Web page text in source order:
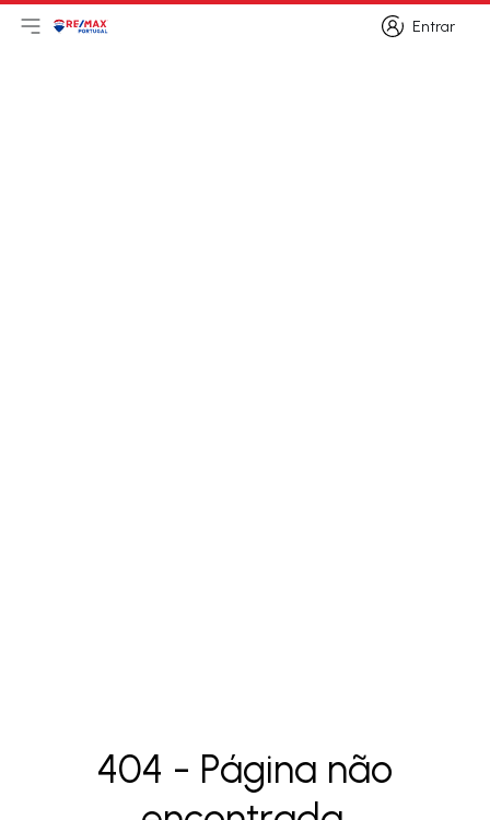
Entrar
Entrar
Abri menu principal
LogoIr para página inicial
404 - Página não